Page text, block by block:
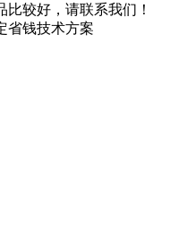
较好，请联系我们！
省钱技术方案